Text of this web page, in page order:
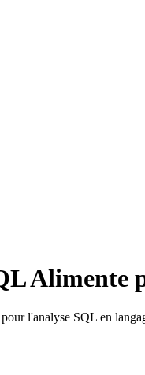
Alimente
l'analyse SQL en